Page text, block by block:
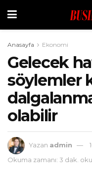
Anasayfa Ekonomi
Gelecek
söylemler
olabilir
Yazan admin
Okuma zamanı: 3 dak.